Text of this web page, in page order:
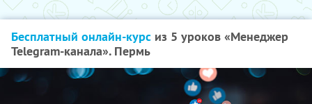
Бесплатный онлайн-курс из 5 уроков «Менеджер
Telegram-канала». Пермь